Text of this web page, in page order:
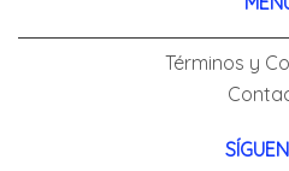
Términos y